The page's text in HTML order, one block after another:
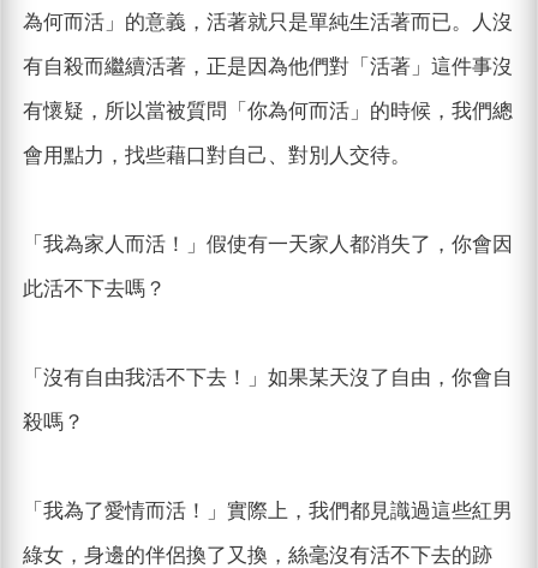
為何而活」的意義，活著就只是單純生活著而已。人沒
有自殺而繼續活著，正是因為他們對「活著」這件事沒
有懷疑，所以當被質問「你為何而活」的時候，我們總
會用點力，找些藉口對自己、對別人交待。
「我為家人而活！」假使有一天家人都消失了，你會因
此活不下去嗎？
「沒有自由我活不下去！」如果某天沒了自由，你會自
殺嗎？
「我為了愛情而活！」實際上，我們都見識過這些紅男
綠女，身邊的伴侶換了又換，絲毫沒有活不下去的跡